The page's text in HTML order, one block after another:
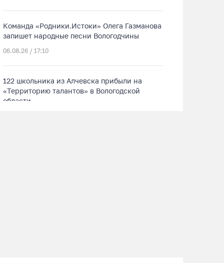
Команда «Родники.Истоки» Олега Газманова
запишет народные песни Вологодчины
06.08.26 / 17:10
122 школьника из Алчевска прибыли на
«Территорию талантов» в Вологодской
области